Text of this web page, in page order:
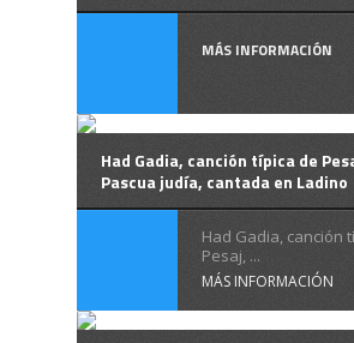
MÁS INFORMACIÓN
Had Gadia, canción típica de
Pascua judía, cantada en Ladino
Had Gadia, canción
Pesaj, ...
MÁS INFORMACIÓN